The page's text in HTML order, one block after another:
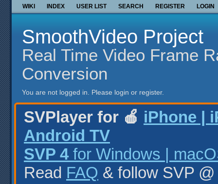
WIKI INDEX USER LIST SEARCH REGISTER LOGIN
SmoothVideo Project
Real Time Video Frame
Conversion
You are not logged in. Please login or register.
SVPlayer for 🍎 iPhone |
Android TV
SVP 4 for Windows |
Read FAQ & follow SVP